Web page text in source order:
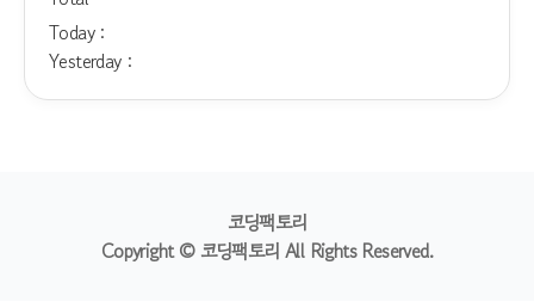
Today :
Yesterday :
코딩팩토리
Copyright © 코딩팩토리 All Rights Reserved.